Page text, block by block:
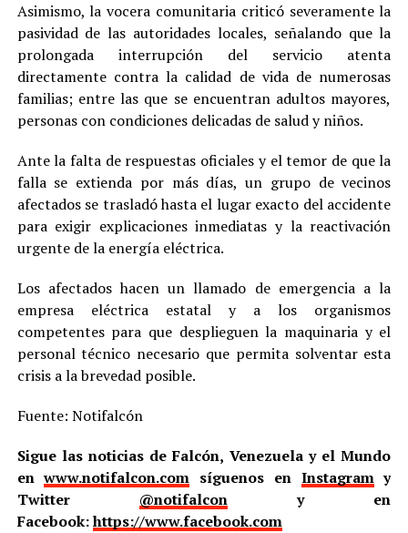
Asimismo, la vocera comunitaria criticó severamente la
pasividad de las autoridades locales, señalando que la
prolongada interrupción del servicio atenta
directamente contra la calidad de vida de numerosas
familias; entre las que se encuentran adultos mayores,
personas con condiciones delicadas de salud y niños.
Ante la falta de respuestas oficiales y el temor de que la
falla se extienda por más días, un grupo de vecinos
afectados se trasladó hasta el lugar exacto del accidente
para exigir explicaciones inmediatas y la reactivación
urgente de la energía eléctrica.
Los afectados hacen un llamado de emergencia a la
empresa eléctrica estatal y a los organismos
competentes para que desplieguen la maquinaria y el
personal técnico necesario que permita solventar esta
crisis a la brevedad posible.
Fuente: Notifalcón
Sigue las noticias de Falcón, Venezuela y el Mundo
enwww.notifalcon.com síguenos en Instagramy
Twitter @notifalcony en
Facebook:https://www.facebook.com